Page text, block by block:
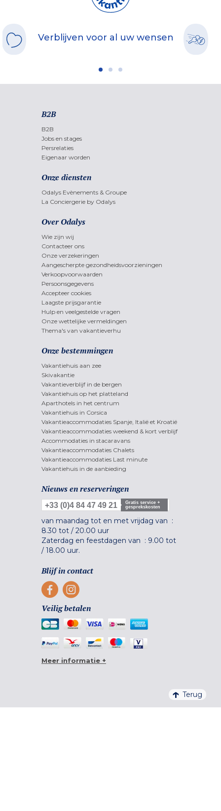
Verblijven voor al uw wensen
B2B
B2B
Jobs en stages
Persrelaties
Eigenaar worden
Onze diensten
Odalys Evènements & Groupe
La Conciergerie by Odalys
Over Odalys
Wie zijn wij
Contacteer ons
Onze verzekeringen
Aangescherpte gezondheidsvoorzieningen
Verkoopvoorwaarden
Persoonsgegevens
Accepteer cookies
Laagste prijsgarantie
Hulp en veelgestelde vragen
Onze wettelijke vermeldingen
Thema's van vakantieverhu
Onze bestemmingen
Vakantiehuis aan zee
Skivakantie
Vakantieverblijf in de bergen
Vakantiehuis op het platteland
Aparthotels in het centrum
Vakantiehuis in Corsica
Vakantieaccommodaties Spanje, Italië et Kroatië
Vakantieaccommodaties weekend & kort verblijf
Accommodaties in stacaravans
Vakantieaccommodaties Chalets
Vakantieaccommodaties Last minute
Vakantiehuis in de aanbieding
Nieuws en reserveringen
+33 (0)4 84 47 49 21
Gratis service +
gesprekskosten
van maandag tot en met vrijdag van :
8.30 tot / 20.00 uur
Zaterdag en feestdagen van : 9.00 tot
/ 18.00 uur.
Blijf in contact
Veilig betalen
Meer informatie +
Terug